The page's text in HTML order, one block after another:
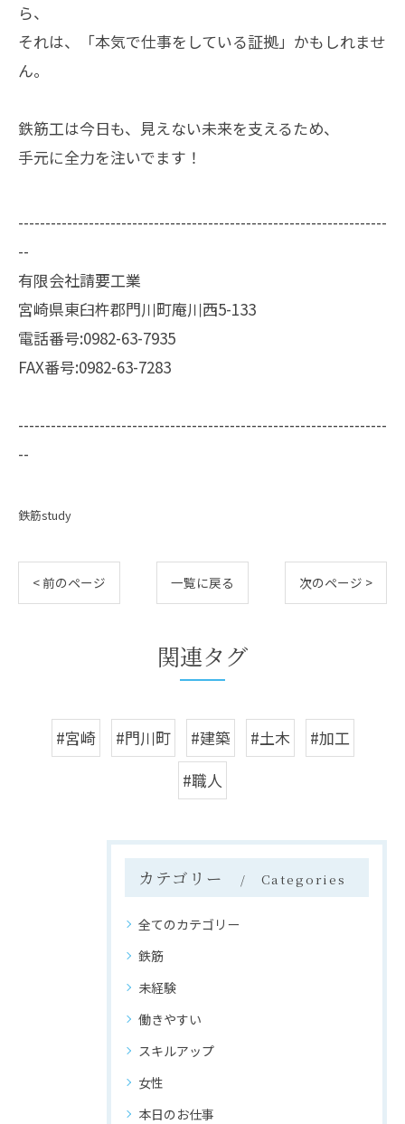
ら、
それは、「本気で仕事をしている証拠」かもしれませ
ん。
鉄筋工は今日も、見えない未来を支えるため、
手元に全力を注いでます！
--------------------------------------------------------------------
--
有限会社請要工業
宮崎県東臼杵郡門川町庵川西5-133
電話番号:0982-63-7935
FAX番号:0982-63-7283
--------------------------------------------------------------------
--
鉄筋study
< 前のページ 一覧に戻る 次のページ >
関連タグ
#宮崎 #門川町 #建築 #土木
#加工
#職人
カテゴリー Categories
全てのカテゴリー
鉄筋
未経験
働きやすい
スキルアップ
女性
本日のお仕事